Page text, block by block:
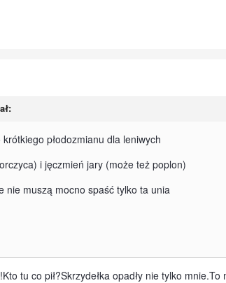
płodozmianu dla leniwych
i jęczmień jary (może też poplon)
nie muszą mocno spaść tylko ta unia
tu co pił?Skrzydełka opadły nie tylko mnie.To